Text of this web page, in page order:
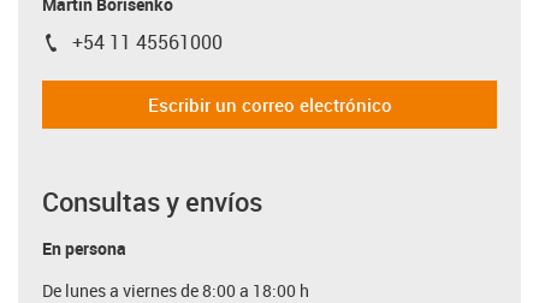
igus-icon-phone
+54 11 45561000
Escribir un correo electrónico
Consultas y envíos
En persona
De lunes a viernes de 8:00 a 18:00 h